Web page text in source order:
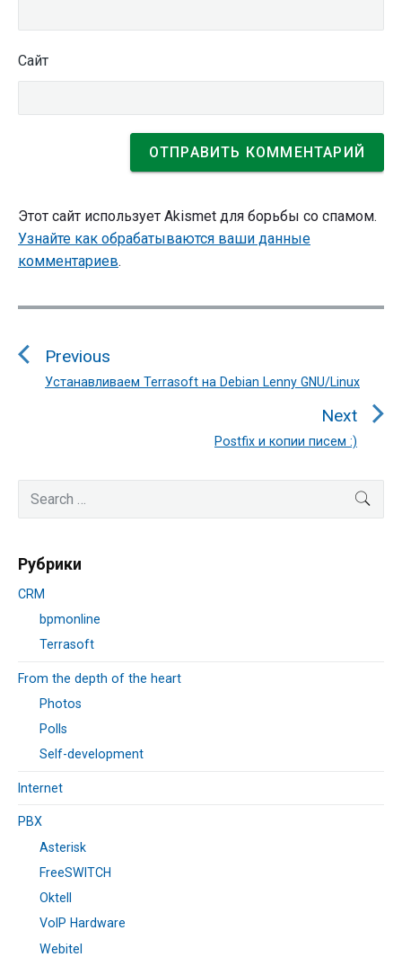
Сайт
Этот сайт использует Akismet для борьбы со спамом.
Узнайте как обрабатываются ваши данные
комментариев.
Навигация
записям
Previous
Previous
Устанавливаем Terrasoft на Debian Lenny GNU/Linux
Next
Next
Postfix и копии писем :)
Sidebar
for:
Рубрики
CRM
bpmonline
Terrasoft
From the depth of the heart
Photos
Polls
Self-development
Internet
PBX
Asterisk
FreeSWITCH
Oktell
VoIP Hardware
Webitel